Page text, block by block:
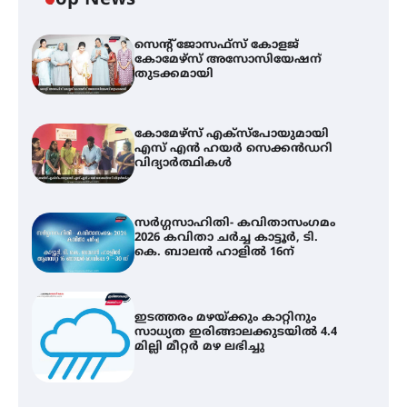
സെന്റ് ജോസഫ്സ് കോളജ്
കോമേഴ്‌സ് അസോസിയേഷന്
തുടക്കമായി
കോമേഴ്സ് എക്സ്പോയുമായി
എസ് എൻ ഹയർ സെക്കൻഡറി
വിദ്യാർത്ഥികൾ
സർഗ്ഗസാഹിതി- കവിതാസംഗമം
2026 കവിതാ ചർച്ച കാട്ടൂർ, ടി.
കെ. ബാലൻ ഹാളിൽ 16ന്
ഇടത്തരം മഴയ്ക്കും കാറ്റിനും
സാധ്യത ഇരിങ്ങാലക്കുടയിൽ 4.4
മില്ലി മീറ്റർ മഴ ലഭിച്ചു